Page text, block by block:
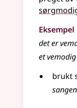
Eksempel
det er
et
brukt